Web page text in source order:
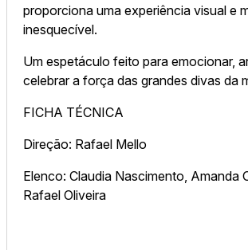
proporciona uma experiência visual e
inesquecível.
Um espetáculo feito para emocionar,
celebrar a força das grandes divas da
FICHA TÉCNICA
Direção: Rafael Mello
Elenco: Claudia Nascimento, Amanda
Rafael Oliveira